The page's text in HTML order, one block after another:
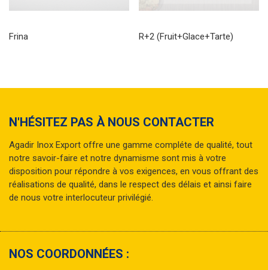
Frina R+2 (Fruit+Glace+Tarte)
N'HÉSITEZ PAS À NOUS CONTACTER
Agadir Inox Export offre une gamme compléte de qualité, tout
notre savoir-faire et notre dynamisme sont mis à votre
disposition pour répondre à vos exigences, en vous offrant des
réalisations de qualité, dans le respect des délais et ainsi faire
de nous votre interlocuteur privilégié.
NOS COORDONNÉES :